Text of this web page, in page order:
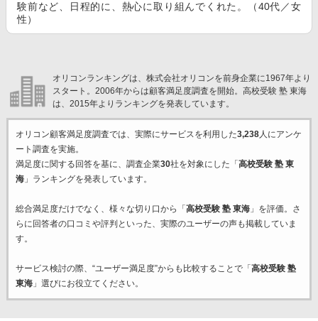
験前など、日程的に、熱心に取り組んでくれた。（40代／女
性）
オリコンランキングは、株式会社オリコンを前身企業に1967年より
スタート。2006年からは顧客満足度調査を開始。高校受験 塾 東海
は、2015年よりランキングを発表しています。
オリコン顧客満足度調査では、実際にサービスを利用した3,238人にアンケ
ート調査を実施。
満足度に関する回答を基に、調査企業30社を対象にした「 高校受験 塾 東
海」ランキングを発表しています。
総合満足度だけでなく、様々な切り口から「 高校受験 塾 東海」を評価。さ
らに回答者の口コミや評判といった、実際のユーザーの声も掲載していま
す。
サービス検討の際、“ユーザー満足度”からも比較することで「 高校受験 塾
東海」選びにお役立てください。